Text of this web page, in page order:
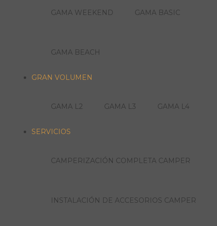
GAMA WEEKEND GAMA BASIC
GAMA BEACH
GRAN VOLUMEN
GAMA L2 GAMA L3 GAMA L4
SERVICIOS
CAMPERIZACIÓN COMPLETA CAMPER
INSTALACIÓN DE ACCESORIOS CAMPER